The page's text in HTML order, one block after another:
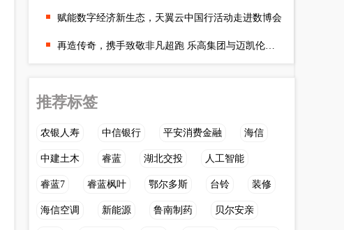
赋能数字经济新生态，天翼云中国行活动走进数博会
再造传奇，携手致敬非凡超跑 乐高集团与迈凯伦联袂推出乐高®机械
推荐标签
农银人寿 中信银行 平安消费金融 海信
中建土木 睿蓝 湖北交投 人工智能
睿蓝7 睿蓝枫叶 鄂尔多斯 台铃 装修
海信空调 新能源 鲁南制药 贝尔安亲